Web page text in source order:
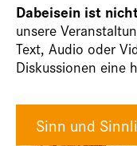
Dabeisein ist
unsere
Text, Audio oder
Diskussionen eine
Sinn und